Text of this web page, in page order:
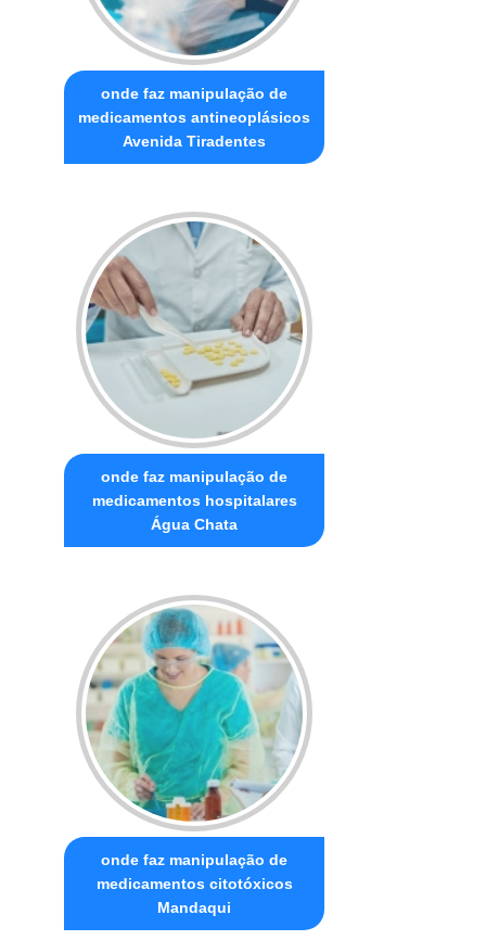
onde faz manipulação de
medicamentos antineoplásicos
Avenida Tiradentes
onde faz manipulação de
medicamentos hospitalares
Água Chata
onde faz manipulação de
medicamentos citotóxicos
Mandaqui